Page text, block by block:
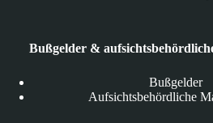
Bußgelder &
Bußgelder
Aufsichtsbehördliche